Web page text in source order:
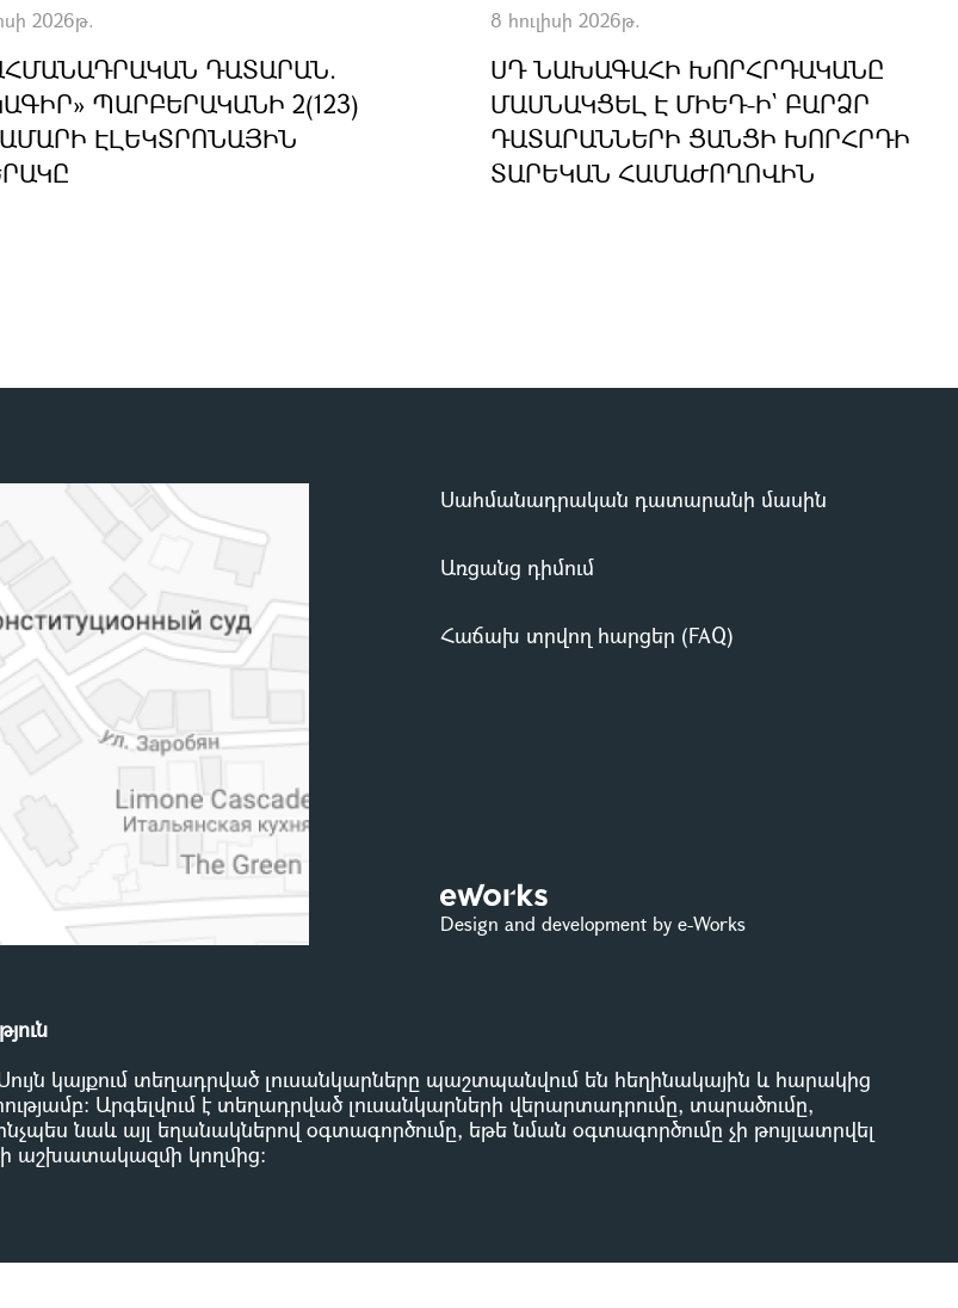
2026թ.
ԴԱՏԱՐԱՆ.
ՊԱՐԲԵՐԱԿԱՆԻ 2(123)
ԷԼԵԿՏՐՈՆԱՅԻՆ
8 հուլիսի 2026թ.
ՍԴ ՆԱԽԱԳԱՀԻ ԽՈՐՀՐԴԱԿԱՆԸ
ՄԱՍՆԱԿՑԵԼ Է ՄԻԵԴ-Ի` ԲԱՐՁՐ
ԴԱՏԱՐԱՆՆԵՐԻ ՑԱՆՑԻ ԽՈՐՀՐԴԻ
ՏԱՐԵԿԱՆ ՀԱՄԱԺՈՂՈՎԻՆ
Սահմանադրական դատարանի մասին
Առցանց դիմում
Հաճախ տրվող հարցեր (FAQ)
Design and development by e-Works
կայքում տեղադրված լուսանկարները պաշտպանվում են հեղինակային և հարակից
: Արգելվում է տեղադրված լուսանկարների վերարտադրումը, տարածումը,
նաև այլ եղանակներով օգտագործումը, եթե նման օգտագործումը չի թույլատրվել
աշխատակազմի կողմից: